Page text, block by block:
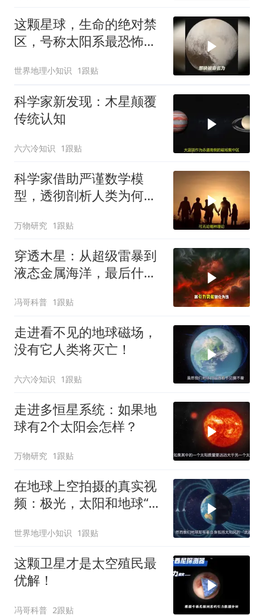
这颗星球，生命的绝对禁
区，号称太阳系最恐怖的
世界地理小知识 1跟贴
科学家新发现：木星颠覆
传统认知
六六冷知识 1跟贴
科学家借助严谨数学模
型，透彻剖析人类为何始
万物研究 1跟贴
穿透木星：从超级雷暴到
液态金属海洋，最后什么
冯哥科普 1跟贴
走进看不见的地球磁场，
没有它人类将灭亡！
六六冷知识 1跟贴
走进多恒星系统：如果地
球有2个太阳会怎样？
万物研究 1跟贴
在地球上空拍摄的真实视
频：极光，太阳和地球“打
世界地理小知识 1跟贴
这颗卫星才是太空殖民最
优解！
冯哥科普 2跟贴